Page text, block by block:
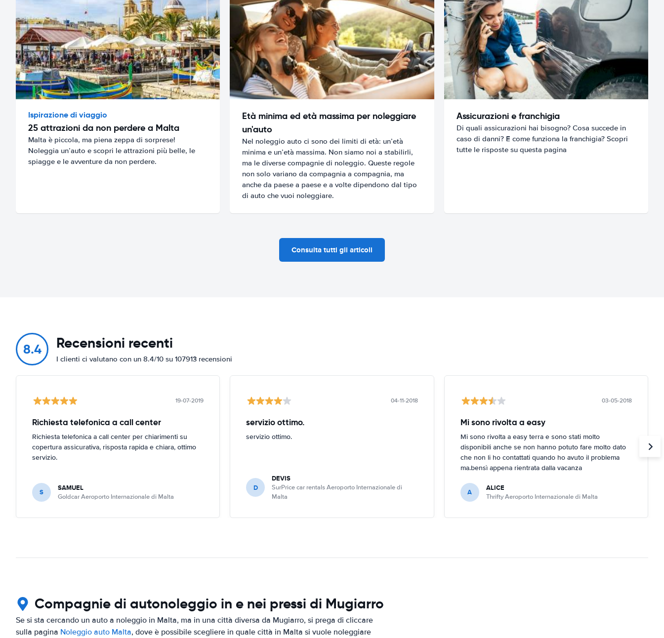
Ispirazione di viaggio
25 attrazioni da non perdere a Malta
Malta è piccola, ma piena zeppa di sorprese!
Noleggia un’auto e scopri le attrazioni più belle, le
spiagge e le avventure da non perdere.
Età minima ed età massima per noleggiare
un'auto
Nel noleggio auto ci sono dei limiti di età: un’età
minima e un’età massima. Non siamo noi a stabilirli,
ma le diverse compagnie di noleggio. Queste regole
non solo variano da compagnia a compagnia, ma
anche da paese a paese e a volte dipendono dal tipo
di auto che vuoi noleggiare.
Assicurazioni e franchigia
Di quali assicurazioni hai bisogno? Cosa succede in
caso di danni? E come funziona la franchigia? Scopri
tutte le risposte su questa pagina
Consulta tutti gli articoli
8.4 Recensioni recenti
I clienti ci valutano con un 8.4/10 su 107913 recensioni
19-07-2019
Richiesta telefonica a call center
Richiesta telefonica a call center per chiarimenti su
copertura assicurativa, risposta rapida e chiara, ottimo
servizio.
S SAMUEL
Goldcar Aeroporto Internazionale di Malta
04-11-2018
servizio ottimo.
servizio ottimo.
D
DEVIS
SurPrice car rentals Aeroporto Internazionale di
Malta
03-05-2018
Mi sono rivolta a easy
Mi sono rivolta a easy terra e sono stati molto
disponibili anche se non hanno potuto fare molto dato
che non li ho contattati quando ho avuto il problema
ma.bensì appena rientrata dalla vacanza
A ALICE
Thrifty Aeroporto Internazionale di Malta
Compagnie di autonoleggio in e nei pressi di Mugiarro
Se si sta cercando un auto a noleggio in Malta, ma in una città diversa da Mugiarro, si prega di cliccare
sulla pagina Noleggio auto Malta, dove è possibile scegliere in quale città in Malta si vuole noleggiare